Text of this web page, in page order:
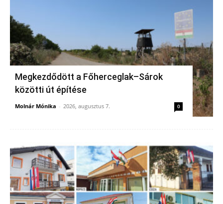
Megkezdődött a Főherceglak–Sárok
közötti út építése
Molnár Mónika - 2026, augusztus 7. 0